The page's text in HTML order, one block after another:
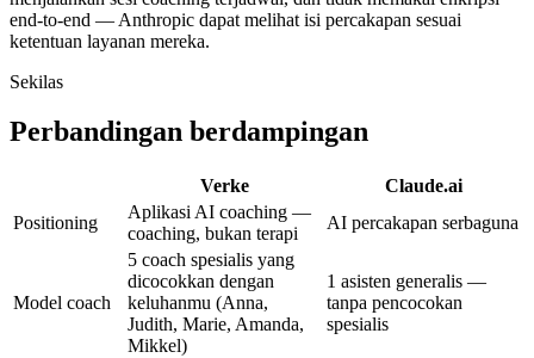
end-to-end — Anthropic dapat melihat isi percakapan sesuai
ketentuan layanan mereka.
Sekilas
Perbandingan berdampingan
Verke
Claude.ai
Positioning
Aplikasi AI coaching —
coaching, bukan terapi
AI percakapan serbaguna
Model coach
5 coach spesialis yang
dicocokkan dengan
keluhanmu (Anna,
Judith, Marie, Amanda,
Mikkel)
1 asisten generalis —
tanpa pencocokan
spesialis